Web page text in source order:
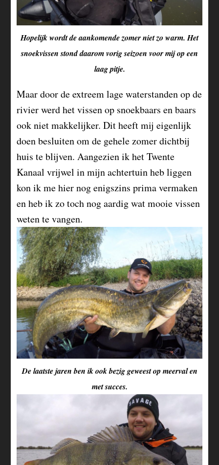
Hopelijk wordt de aankomende zomer niet zo warm. Het
snoekvissen stond daarom vorig seizoen voor mij op een
laag pitje.
Maar door de extreem lage waterstanden op de
rivier werd het vissen op snoekbaars en baars
ook niet makkelijker. Dit heeft mij eigenlijk
doen besluiten om de gehele zomer dichtbij
huis te blijven. Aangezien ik het Twente
Kanaal vrijwel in mijn achtertuin heb liggen
kon ik me hier nog enigszins prima vermaken
en heb ik zo toch nog aardig wat mooie vissen
weten te vangen.
De laatste jaren ben ik ook bezig geweest op meerval en
met succes.